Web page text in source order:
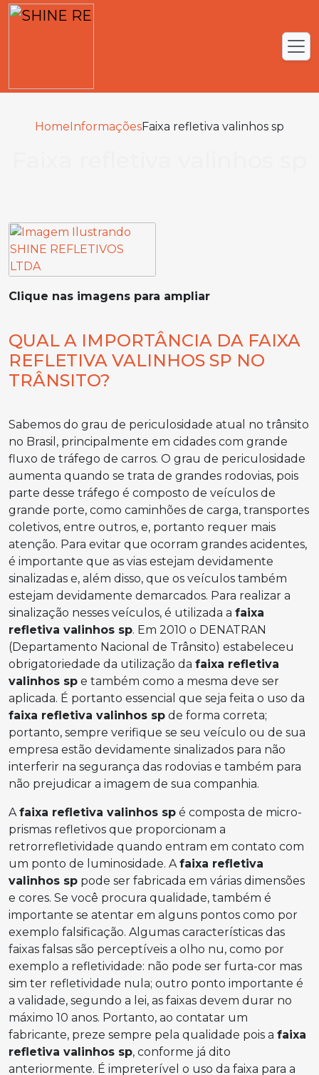
HomeInformaçõesFaixa refletiva valinhos sp
Clique nas imagens para ampliar
QUAL A IMPORTÂNCIA DA FAIXA
REFLETIVA VALINHOS SP NO
TRÂNSITO?
Sabemos do grau de periculosidade atual no trânsito
no Brasil, principalmente em cidades com grande
fluxo de tráfego de carros. O grau de periculosidade
aumenta quando se trata de grandes rodovias, pois
parte desse tráfego é composto de veículos de
grande porte, como caminhões de carga, transportes
coletivos, entre outros, e, portanto requer mais
atenção. Para evitar que ocorram grandes acidentes,
é importante que as vias estejam devidamente
sinalizadas e, além disso, que os veículos também
estejam devidamente demarcados. Para realizar a
sinalização nesses veículos, é utilizada a faixa
refletiva valinhos sp. Em 2010 o DENATRAN
(Departamento Nacional de Trânsito) estabeleceu
obrigatoriedade da utilização da faixa refletiva
valinhos sp e também como a mesma deve ser
aplicada. É portanto essencial que seja feita o uso da
faixa refletiva valinhos sp de forma correta;
portanto, sempre verifique se seu veículo ou de sua
empresa estão devidamente sinalizados para não
interferir na segurança das rodovias e também para
não prejudicar a imagem de sua companhia.
Afaixa refletiva valinhos sp é composta de micro-
prismas refletivos que proporcionam a
retrorrefletividade quando entram em contato com
um ponto de luminosidade. Afaixa refletiva
valinhos sp pode ser fabricada em várias dimensões
e cores. Se você procura qualidade, também é
importante se atentar em alguns pontos como por
exemplo falsificação. Algumas características das
faixas falsas são perceptíveis a olho nu, como por
exemplo a refletividade: não pode ser furta-cor mas
sim ter refletividade nula; outro ponto importante é
a validade, segundo a lei, as faixas devem durar no
máximo 10 anos. Portanto, ao contatar um
fabricante, preze sempre pela qualidade pois a faixa
refletiva valinhos sp, conforme já dito
anteriormente. É impreterível o uso da faixa para a